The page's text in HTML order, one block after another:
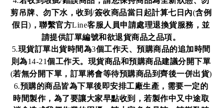
剪吊牌、勿下水，收到/簽收商品當日起計算七日內(含例
假日) ，聯繫官方Line客服人員申請處理退換貨服務，並
請提供訂單編號和欲退貨商品之品項。
5.現貨訂單出貨時間為3個工作天、預購商品的追加時間
則為14-21個工作天。現貨商品和預購商品建議分開下單
(若無分開下單，訂單將會等待預購商品到齊後一併出貨)
6.預購的商品皆為下單後即安排工廠生產，需要一定的
時間製作，為了要讓大家早點收到，若製作中又中途取